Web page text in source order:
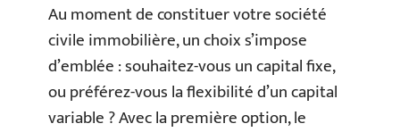
Au moment de constituer votre société
civile immobilière, un choix s’impose
d’emblée : souhaitez-vous un capital fixe,
ou préférez-vous la flexibilité d’un capital
variable ? Avec la première option, le